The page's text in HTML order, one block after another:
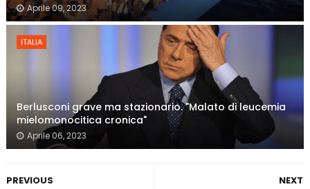
Aprile 09, 2023
ITALIA
Berlusconi grave ma stazionario. "Malato di leucemia
mielomonocitica cronica"
Aprile 06, 2023
NEXT
PREVIOUS